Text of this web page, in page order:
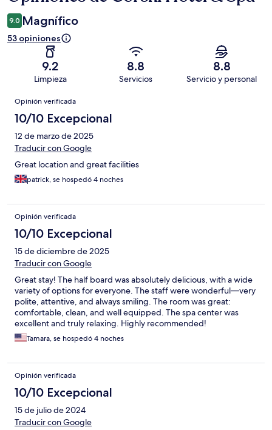
9.0 Magnífico
53 opiniones
9.2
Limpieza
8.8
Servicios
8.8
Servicio y personal
Opiniones
Opinión verificada
10/10 Excepcional
12 de marzo de 2025
Traducir con Google
Great location and great facilities
patrick, se hospedó 4 noches
Opinión verificada
10/10 Excepcional
15 de diciembre de 2025
Traducir con Google
Great stay! The half board was absolutely delicious, with a wide
variety of options for everyone. The staff were wonderful—very
polite, attentive, and always smiling. The room was great:
comfortable, clean, and well equipped. The spa center was
excellent and truly relaxing. Highly recommended!
Tamara, se hospedó 4 noches
Opinión verificada
10/10 Excepcional
15 de julio de 2024
Traducir con Google